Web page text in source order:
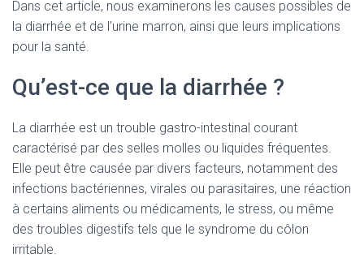
Dans cet article, nous examinerons les causes possibles de
la diarrhée et de l’urine marron, ainsi que leurs implications
pour la santé.
Qu’est-ce que la diarrhée ?
La diarrhée est un trouble gastro-intestinal courant
caractérisé par des selles molles ou liquides fréquentes.
Elle peut être causée par divers facteurs, notamment des
infections bactériennes, virales ou parasitaires, une réaction
à certains aliments ou médicaments, le stress, ou même
des troubles digestifs tels que le syndrome du côlon
irritable.